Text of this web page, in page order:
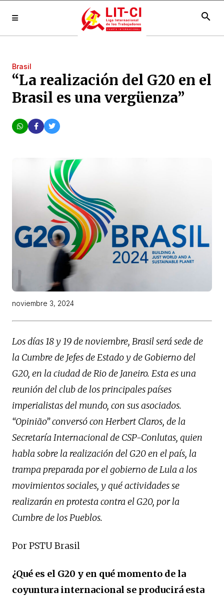
search
Brasil
“La realización del G20 en el
Brasil es una vergüenza”
noviembre 3, 2024
Los días 18 y 19 de noviembre, Brasil será sede de
la Cumbre de Jefes de Estado y de Gobierno del
G20, en la ciudad de Rio de Janeiro. Esta es una
reunión del club de los principales países
imperialistas del mundo, con sus asociados.
“Opinião” conversó con Herbert Claros, de la
Secretaría Internacional de CSP-Conlutas, quien
habla sobre la realización del G20 en el país, la
trampa preparada por el gobierno de Lula a los
movimientos sociales, y qué actividades se
realizarán en protesta contra el G20, por la
Cumbre de los Pueblos.
Por PSTU Brasil
¿Qué es el G20 y en qué momento de la
coyuntura internacional se producirá esta